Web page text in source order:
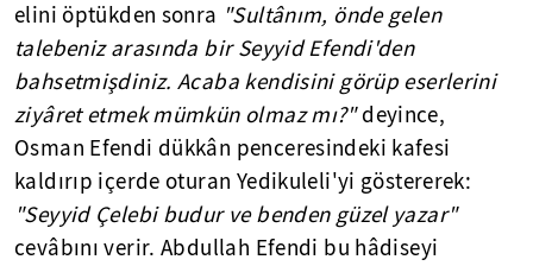
elini öptükden sonra "Sultânım, önde gelen
talebeniz arasında bir Seyyid Efendi'den
bahsetmişdiniz. Acaba kendisini görüp eserlerini
ziyâret etmek mümkün olmaz mı?"deyince,
Osman Efendi dükkân penceresindeki kafesi
kaldırıp içerde oturan Yedikuleli'yi göstererek:
"Seyyid Çelebi budur ve benden güzel yazar"
cevâbını verir. Abdullah Efendi bu hâdiseyi